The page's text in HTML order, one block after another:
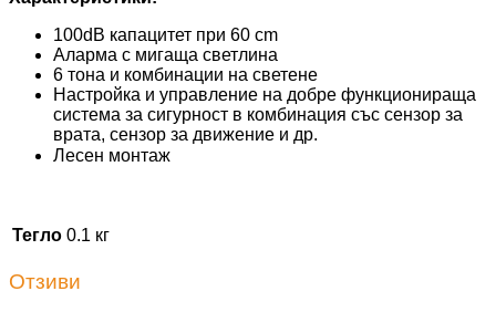
100dB капацитет при 60 cm
Аларма с мигаща светлина
6 тона и комбинации на светене
Настройка и управление на добре функционираща
система за сигурност в комбинация със сензор за
врата, сензор за движение и др.
Лесен монтаж
Тегло 0.1 кг
Отзиви